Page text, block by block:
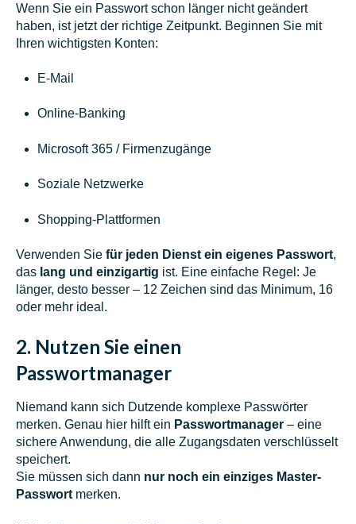
Wenn Sie ein Passwort schon länger nicht geändert
haben, ist jetzt der richtige Zeitpunkt. Beginnen Sie mit
Ihren wichtigsten Konten:
E-Mail
Online-Banking
Microsoft 365 / Firmenzugänge
Soziale Netzwerke
Shopping-Plattformen
Verwenden Sie für jeden Dienst ein eigenes Passwort,
das lang und einzigartig ist. Eine einfache Regel: Je
länger, desto besser – 12 Zeichen sind das Minimum, 16
oder mehr ideal.
2. Nutzen Sie einen
Passwortmanager
Niemand kann sich Dutzende komplexe Passwörter
merken. Genau hier hilft ein Passwortmanager – eine
sichere Anwendung, die alle Zugangsdaten verschlüsselt
speichert.
Sie müssen sich dann nur noch ein einziges Master-
Passwort merken.